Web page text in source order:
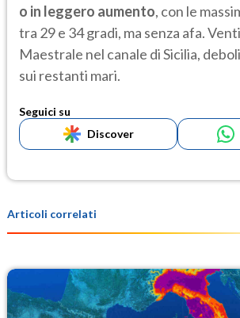
o in leggero aumento, con le
tra 29 e 34 gradi, ma senza afa.
Maestrale nel canale di Sicilia,
sui restanti mari.
Seguici su
Discover
Articoli correlati